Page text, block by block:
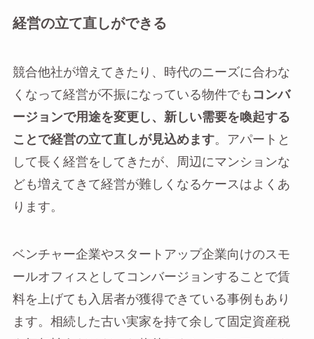
経営の立て直しができる
競合他社が増えてきたり、時代のニーズに合わな
くなって経営が不振になっている物件でも コンバ
ージョンで用途を変更し、新しい需要を喚起する
ことで経営の立て直しが見込めます。アパートと
して長く経営をしてきたが、周辺にマンションな
ども増えてきて経営が難しくなるケースはよくあ
ります。
ベンチャー企業やスタートアップ企業向けのスモ
ールオフィスとしてコンバージョンすることで賃
料を上げても入居者が獲得できている事例もあり
ます。相続した古い実家を持て余して固定資産税